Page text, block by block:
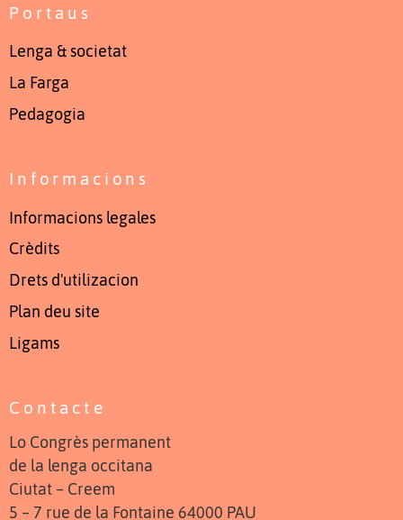
Portaus
Lenga & societat
La Farga
Pedagogia
Informacions
Informacions legales
Crèdits
Drets d'utilizacion
Plan deu site
Ligams
Contacte
Lo Congrès permanent
de la lenga occitana
Ciutat – Creem
5 – 7 rue de la Fontaine 64000 PAU